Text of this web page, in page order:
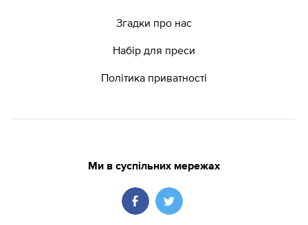
Згадки про нас
Набір для преси
Політика приватності
Ми в суспільних мережах